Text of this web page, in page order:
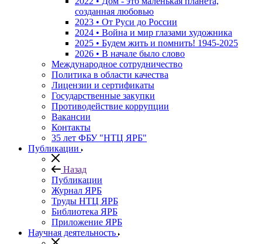
созданная любовью
2023 • От Руси до России
2024 • Война и мир глазами художника
2025 • Будем жить и помнить! 1945-2025
2026 • В начале было слово
Международное сотрудничество
Политика в области качества
Лицензии и сертификаты
Государственные закупки
Противодействие коррупции
Вакансии
Контакты
35 лет ФБУ "НТЦ ЯРБ"
Публикации
Назад
Публикации
Журнал ЯРБ
Труды НТЦ ЯРБ
Библиотека ЯРБ
Приложение ЯРБ
Научная деятельность